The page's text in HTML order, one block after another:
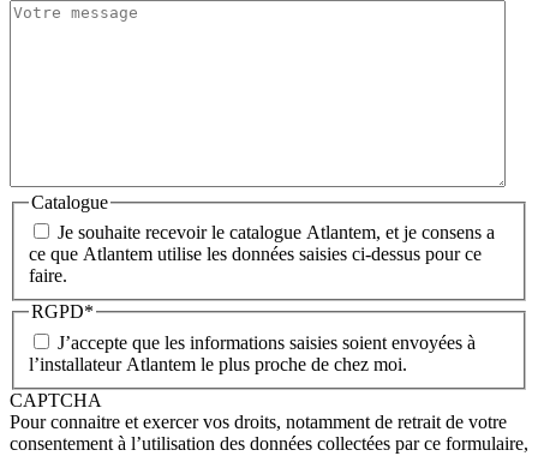
Catalogue
Je souhaite recevoir le catalogue Atlantem, et je consens a
ce que Atlantem utilise les données saisies ci-dessus pour ce
faire.
RGPD*
J’accepte que les informations saisies soient envoyées à
l’installateur Atlantem le plus proche de chez moi.
CAPTCHA
Pour connaitre et exercer vos droits, notamment de retrait de votre
consentement à l’utilisation des données collectées par ce formulaire,